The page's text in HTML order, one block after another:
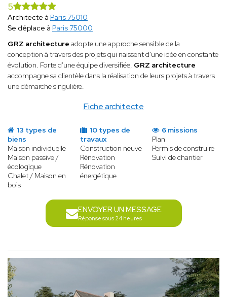
Fiche architecte
5
Architecte à Paris 75010
Se déplace à Paris 75000
GRZ architecture adopte une approche sensible de la
conception à travers des projets qui naissent d'une idée en constante
évolution. Forte d'une équipe diversifiée, GRZ architecture
accompagne sa clientèle dans la réalisation de leurs projets à travers
une démarche singulière.
13 types de
biens
Maison individuelle
Maison passive /
écologique
Chalet / Maison en
bois
10 types de
travaux
Construction neuve
Rénovation
Rénovation
énergétique
6 missions
Plan
Permis de construire
Suivi de chantier
ENVOYER UN MESSAGE
Réponse sous 24 heures